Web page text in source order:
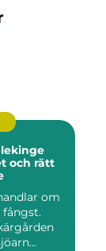
och rätt
om
fångst.